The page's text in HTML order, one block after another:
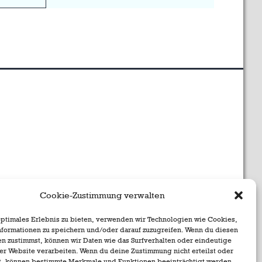
Cookie-Zustimmung verwalten
Erlebnis zu bieten, verwenden wir Technologien wie Cookies,
zu speichern und/oder darauf zuzugreifen. Wenn du diesen
zustimmst, können wir Daten wie das Surfverhalten oder eindeutige
Website verarbeiten. Wenn du deine Zustimmung nicht erteilst oder